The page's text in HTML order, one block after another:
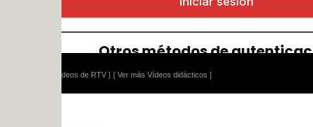
[ Ver más Vídeos didácticos ]